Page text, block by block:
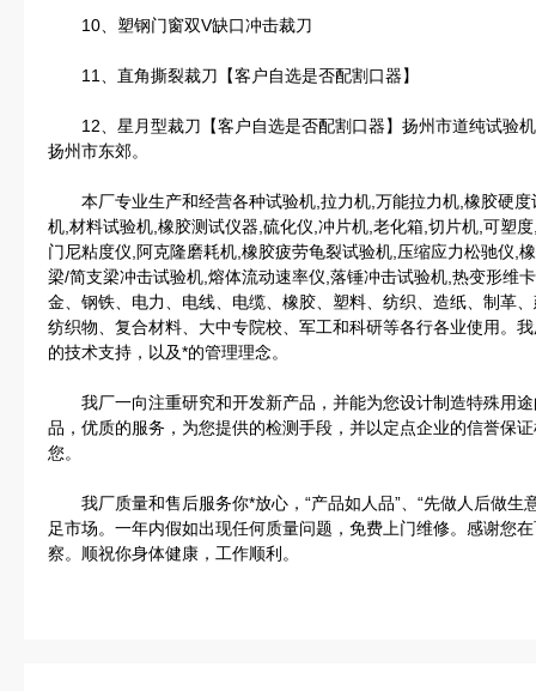
10、塑钢门窗双V缺口冲击裁刀
11、直角撕裂裁刀【客户自选是否配割口器】
12、星月型裁刀【客户自选是否配割口器】扬州市道纯试验
扬州市东郊。
本厂专业生产和经营各种试验机,拉力机,万能拉力机,橡胶硬度
机,材料试验机,橡胶测试仪器,硫化仪,冲片机,老化箱,切片机,可塑
门尼粘度仪,阿克隆磨耗机,橡胶疲劳龟裂试验机,压缩应力松驰仪,
梁/简支梁冲击试验机,熔体流动速率仪,落锤冲击试验机,热变形维
金、钢铁、电力、电线、电缆、橡胶、塑料、纺织、造纸、制革
纺织物、复合材料、大中专院校、军工和科研等各行各业使用。
的技术支持，以及*的管理理念。
我厂一向注重研究和开发新产品，并能为您设计制造特殊用途
品，优质的服务，为您提供的检测手段，并以定点企业的信誉保
您。
我厂质量和售后服务你*放心，“产品如人品”、“先做人后做生
足市场。一年内假如出现任何质量问题，免费上门维修。感谢您
察。顺祝你身体健康，工作顺利。